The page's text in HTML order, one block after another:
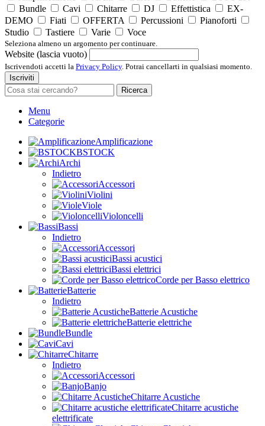
Bundle
Cavi Chitarre DJ Effettistica
EX-
DEMO
Fiati OFFERTA Percussioni
Pianoforti
Studio
Tastiere Varie Voce
Seleziona almeno un argomento per continuare.
Website (lascia vuoto)
Iscrivendoti accetti la Privacy Policy. Potrai cancellarti in qualsiasi momento.
Iscriviti
Ricerca
Menu
Categorie
Amplificazione
BSTOCK
Archi
Indietro
Accessori
Violini
Viole
Violoncelli
Bassi
Indietro
Accessori
Bassi acustici
Bassi elettrici
Corde per Basso elettrico
Batterie
Indietro
Batterie Acustiche
Batterie elettriche
Bundle
Cavi
Chitarre
Indietro
Accessori
Banjo
Chitarre Acustiche
Chitarre acustiche
elettrificate